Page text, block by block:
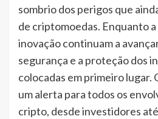
sombrio dos perigos que
de criptomoedas. Enquanto
inovação continuam a
segurança e a proteção dos
colocadas em primeiro lugar.
um alerta para todos os
cripto, desde investidores